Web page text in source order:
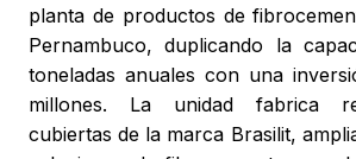
planta de productos de
Pernambuco, duplicando la
toneladas anuales con una
millones. La unidad fabrica
cubiertas de la marca Brasilit,